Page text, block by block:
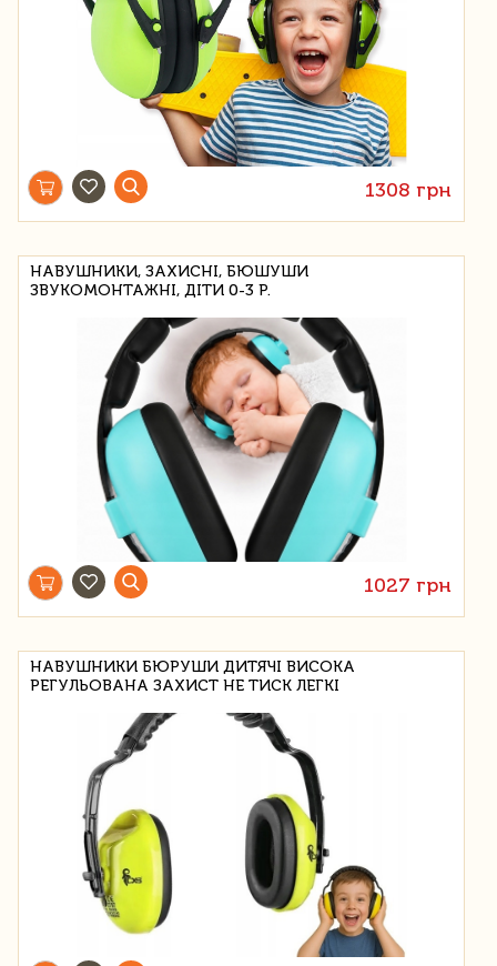
1308 грн
НАВУШНИКИ, ЗАХИСНІ, БЮШУШИ
ЗВУКОМОНТАЖНІ, ДІТИ 0-3 Р.
1027 грн
НАВУШНИКИ БЮРУШИ ДИТЯЧІ ВИСОКА
РЕГУЛЬОВАНА ЗАХИСТ НЕ ТИСК ЛЕГКІ